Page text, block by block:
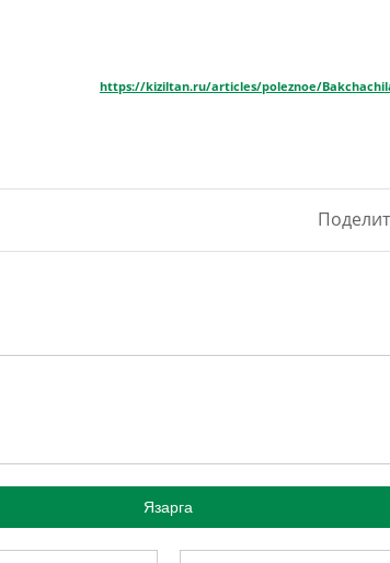
https://kiziltan.ru/articles/poleznoe/
Язарга